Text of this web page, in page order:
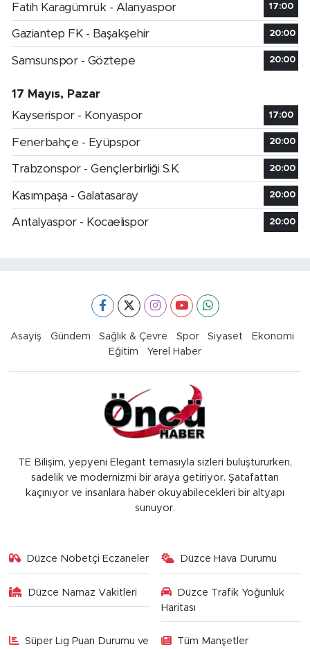
Fatih Karagümrük - Alanyaspor
17:00
Gaziantep FK - Başakşehir 20:00
Samsunspor - Göztepe 20:00
17 Mayıs, Pazar
Kayserispor - Konyaspor
17:00
Fenerbahçe - Eyüpspor 20:00
Trabzonspor - Gençlerbirliği S.K. 20:00
Kasımpaşa - Galatasaray 20:00
Antalyaspor - Kocaelispor 20:00
Asayiş Gündem Sağlık & Çevre Spor Siyaset
Ekonomi
Eğitim
Yerel Haber
TE Bilişim, yepyeni Elegant temasıyla sizleri buluştururken,
sadelik ve modernizmi bir araya getiriyor. Şatafattan
kaçınıyor ve insanlara haber okuyabilecekleri bir altyapı
sunuyor.
Düzce Nöbetçi Eczaneler Düzce Hava Durumu
Düzce Namaz Vakitleri
Düzce Trafik Yoğunluk
Haritası
Süper Lig Puan Durumu ve Tüm Manşetler